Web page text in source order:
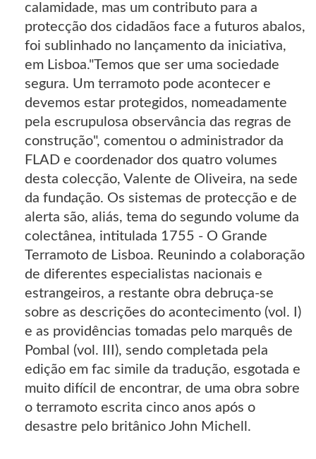
calamidade, mas um contributo para a
protecção dos cidadãos face a futuros abalos,
foi sublinhado no lançamento da iniciativa,
em Lisboa."Temos que ser uma sociedade
segura. Um terramoto pode acontecer e
devemos estar protegidos, nomeadamente
pela escrupulosa observância das regras de
construção", comentou o administrador da
FLAD e coordenador dos quatro volumes
desta colecção, Valente de Oliveira, na sede
da fundação. Os sistemas de protecção e de
alerta são, aliás, tema do segundo volume da
colectânea, intitulada 1755 - O Grande
Terramoto de Lisboa. Reunindo a colaboração
de diferentes especialistas nacionais e
estrangeiros, a restante obra debruça-se
sobre as descrições do acontecimento (vol. I)
e as providências tomadas pelo marquês de
Pombal (vol. III), sendo completada pela
edição em fac simile da tradução, esgotada e
muito difícil de encontrar, de uma obra sobre
o terramoto escrita cinco anos após o
desastre pelo britânico John Michell.